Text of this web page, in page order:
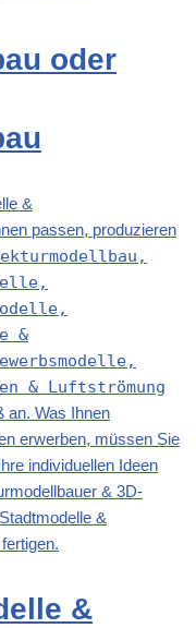
oder
&
passen, produzieren
&
& Luftströmung
an. Was Ihnen
erwerben, müssen Sie
individuellen Ideen
& 3D-
&
&